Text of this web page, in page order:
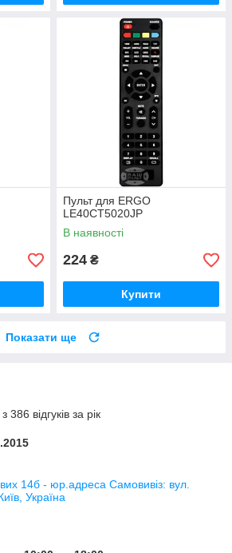
Пульт для ERGO
LE40CT5020JP
В наявності
224 ₴
Купити
Показати ще
відгуків за рік
14б - юр.адреса Самовивіз: вул.
Україна